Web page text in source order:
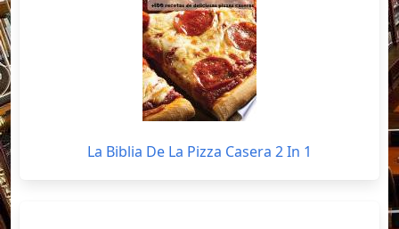
La Biblia De La Pizza Casera 2 In 1